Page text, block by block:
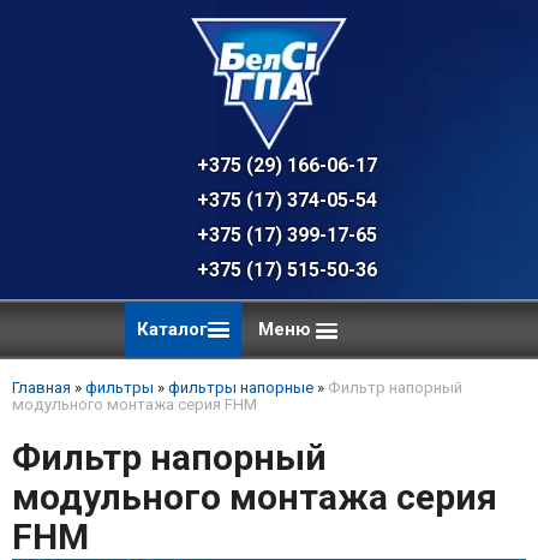
+375 (29) 166-06-17 - техническая
+375 (17) 374-05-54 - общий отдел,
+375 (17) 399-17-65
+375 (17) 515-50-36
Каталог Меню
Главная » фильтры » фильтры напорные » Фильтр напорный
модульного монтажа серия FHM
Фильтр напорный
модульного монтажа серия
FHM